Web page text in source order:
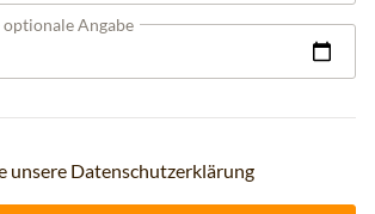
optionale Angabe
unsere Datenschutzerklärung